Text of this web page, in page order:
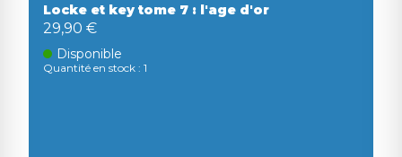
Locke et key tome 7 : l'age d'or
29,90 €
Disponible
Quantité en stock : 1